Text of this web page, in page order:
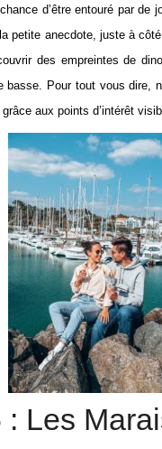
d’être entouré par de
petite anecdote, juste à
des empreintes de
basse. Pour tout vous dire,
aux points d’intérêt
: Les